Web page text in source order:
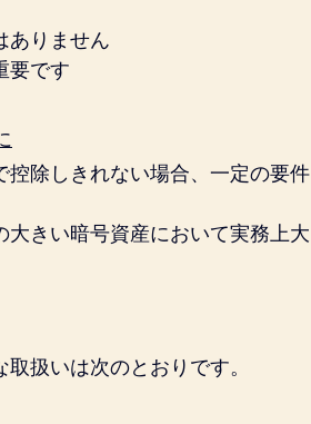
ありません
要です
除しきれない場合、一定の要件
きい暗号資産において実務上大
扱いは次のとおりです。